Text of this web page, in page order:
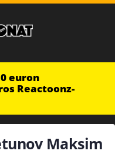
euron
Reactoonz-
Maksim